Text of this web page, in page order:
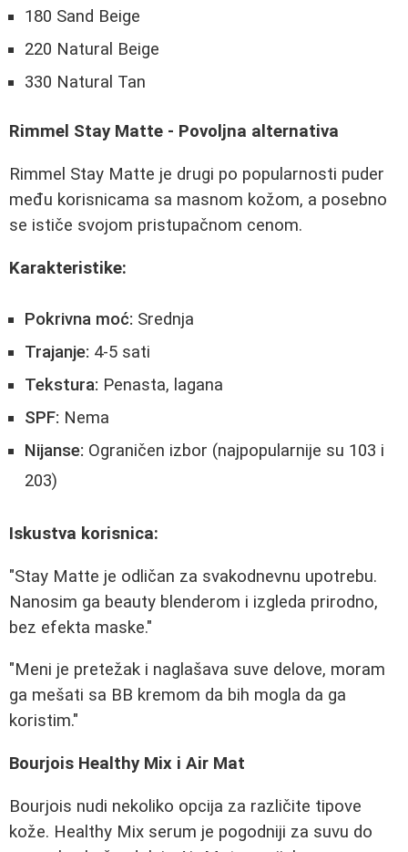
180 Sand Beige
220 Natural Beige
330 Natural Tan
Rimmel Stay Matte - Povoljna alternativa
Rimmel Stay Matte je drugi po popularnosti puder
među korisnicama sa masnom kožom, a posebno
se ističe svojom pristupačnom cenom.
Karakteristike:
Pokrivna moć: Srednja
Trajanje: 4-5 sati
Tekstura: Penasta, lagana
SPF: Nema
Nijanse: Ograničen izbor (najpopularnije su 103 i
203)
Iskustva korisnica:
"Stay Matte je odličan za svakodnevnu upotrebu.
Nanosim ga beauty blenderom i izgleda prirodno,
bez efekta maske."
"Meni je pretežak i naglašava suve delove, moram
ga mešati sa BB kremom da bih mogla da ga
koristim."
Bourjois Healthy Mix i Air Mat
Bourjois nudi nekoliko opcija za različite tipove
kože. Healthy Mix serum je pogodniji za suvu do